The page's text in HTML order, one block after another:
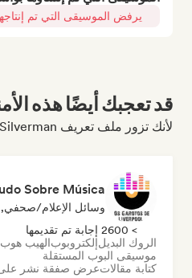
يرفض الموسيقى التي تم
قد تعجبك أيضًا هذه
لأنك تزور ملف تعريف Leo Silverman
وسائل الإعلام/صحفي,
> 2600 إجابة تم تقديمها
الروك البديلإلكتروبوبالهيب هوب
موسيقى البوب المستقلة
كتابة مقالاتعرض صفقة نشر على